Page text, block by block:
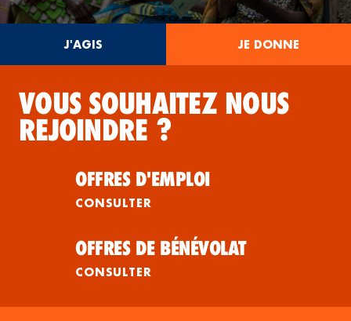
J'AGIS JE DONNE
VOUS SOUHAITEZ NOUS
REJOINDRE ?
OFFRES D'EMPLOI
CONSULTER
OFFRES DE BÉNÉVOLAT
CONSULTER